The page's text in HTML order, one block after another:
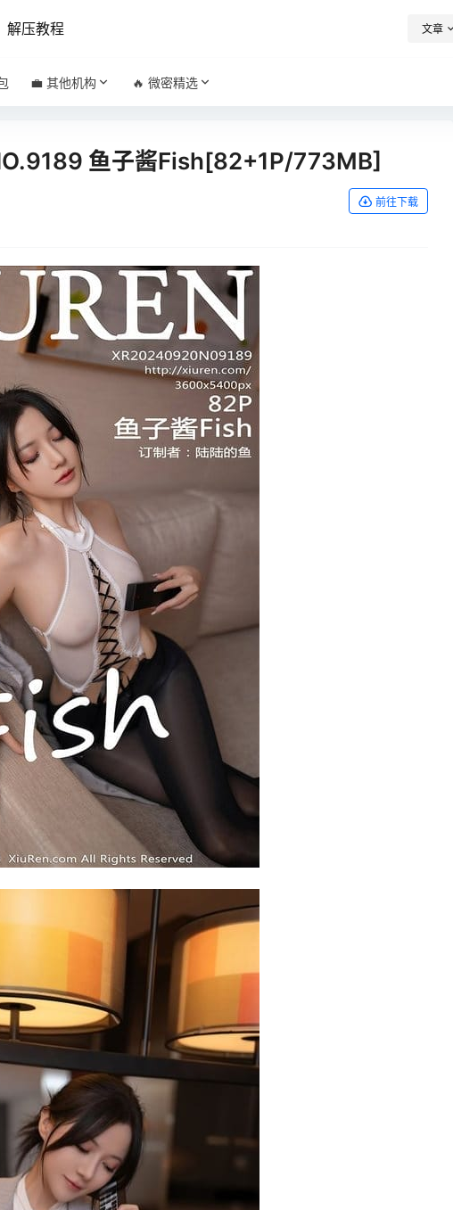
解压教程 文章
💼 其他机构 🔥 微密精选
鱼子酱Fish[82+1P/773MB]
前往下载